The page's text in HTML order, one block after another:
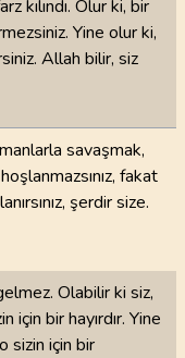
kılındı. Olur ki, bir
Yine olur ki,
Allah bilir, siz
savaşmak,
fakat
şerdir size.
Olabilir ki siz,
için bir hayırdır. Yine
sizin için bir